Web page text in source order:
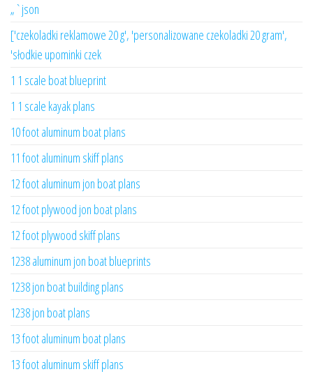
„`json
['czekoladki reklamowe 20 g', 'personalizowane czekoladki 20 gram',
'słodkie upominki czek
1 1 scale boat blueprint
1 1 scale kayak plans
10 foot aluminum boat plans
11 foot aluminum skiff plans
12 foot aluminum jon boat plans
12 foot plywood jon boat plans
12 foot plywood skiff plans
1238 aluminum jon boat blueprints
1238 jon boat building plans
1238 jon boat plans
13 foot aluminum boat plans
13 foot aluminum skiff plans